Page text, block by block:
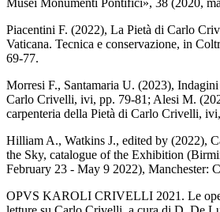
Piacentini F. (2022), La Pietà di Carlo
Vaticana. Tecnica e conservazione, in
69-77.
Morresi F., Santamaria U. (2023),
Carlo Crivelli, ivi, pp. 79-81; Alesi M.
carpenteria della Pietà di Carlo Crivelli,
Hilliam A., Watkins J., edited by (2022),
the Sky, catalogue of the Exhibition
February 23 - May 9 2022), Manchester:
OPVS KAROLI CRIVELLI 2021. Le